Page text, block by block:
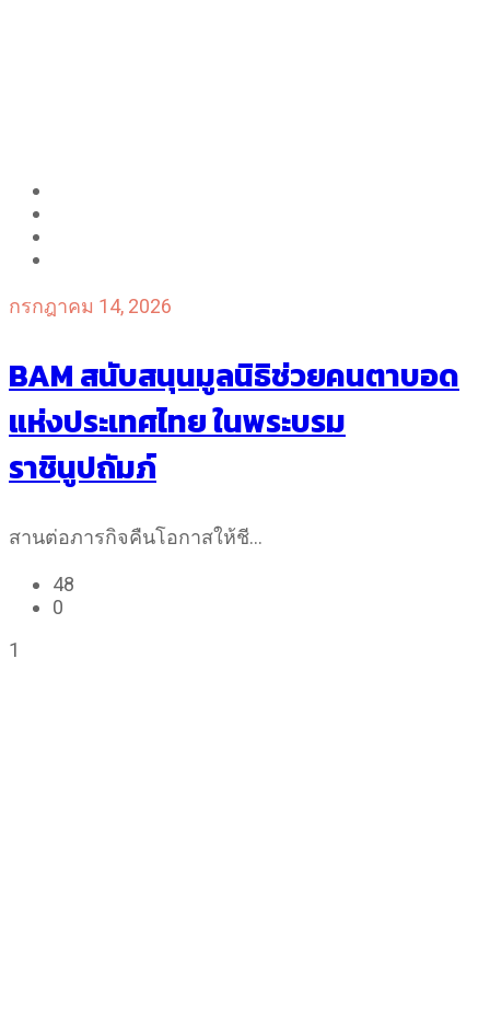
กรกฎาคม 14, 2026
BAM สนับสนุนมูลนิธิช่วยคนตาบอด
แห่งประเทศไทย ในพระบรม
ราชินูปถัมภ์
สานต่อภารกิจคืนโอกาสให้ชี…
48
0
1